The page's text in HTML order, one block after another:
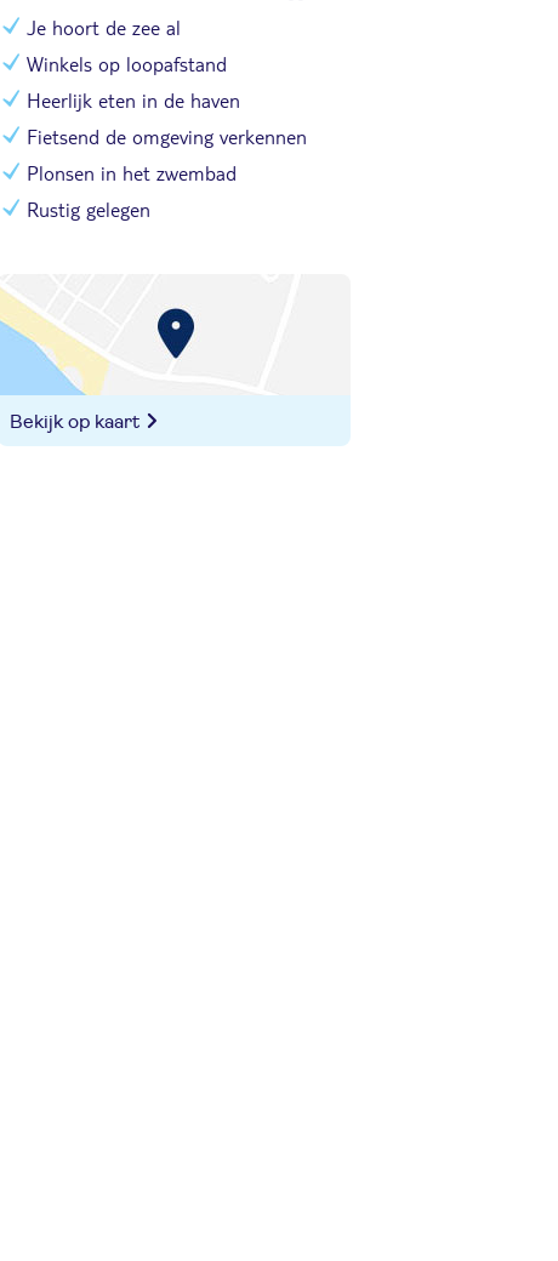
Je hoort de zee al
Winkels op loopafstand
Heerlijk eten in de haven
Fietsend de omgeving verkennen
Plonsen in het zwembad
Rustig gelegen
Bekijk op kaart